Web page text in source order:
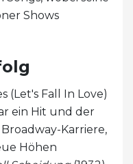
Shows
(Let's Fall In Love)
ein Hit und der
Karriere,
Höhen